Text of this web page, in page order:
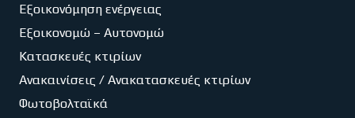
Εξοικονόμηση ενέργειας
Εξοικονομώ – Αυτονομώ
Κατασκευές κτιρίων
Ανακαινίσεις / Ανακατασκευές κτιρίων
Φωτοβολταϊκά